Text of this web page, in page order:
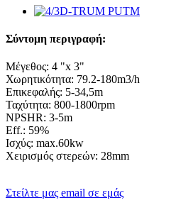
Σύντομη περιγραφή:
Μέγεθος: 4 "x 3"
Χωρητικότητα: 79.2-180m3/h
Επικεφαλής: 5-34,5m
Ταχύτητα: 800-1800rpm
NPSHR: 3-5m
Eff.: 59%
Ισχύς: max.60kw
Χειρισμός στερεών: 28mm
Στείλτε μας email σε εμάς